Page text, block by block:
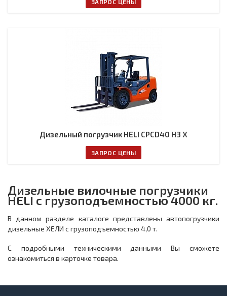
Дизельный погрузчик HELI CPCD40 H3 X
ЗАПРОС ЦЕНЫ
Дизельные вилочные погрузчики
HELI с грузоподъемностью 4000 кг.
В данном разделе каталоге представлены автопогрузчики
дизельные ХЕЛИ с грузоподъемностью 4,0 т.
С подробными техническими данными Вы сможете
ознакомиться в карточке товара.